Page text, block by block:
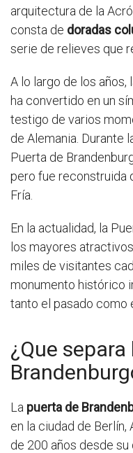
arquitectura de la
consta de doradas
serie de relieves que
A lo largo de los años,
ha convertido en un
testigo de varios
de Alemania. Durante
Puerta de
pero fue reconstruida
Fría.
En la actualidad, la
los mayores
miles de visitantes
monumento histórico
tanto el pasado como
¿Que
La puerta de
en la ciudad de Berlín,
de 200 años desde su